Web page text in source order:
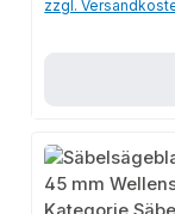
zzgl.